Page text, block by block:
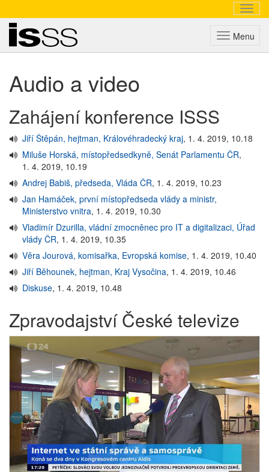
Triada
Menu
Audio a video
Zahájení konference ISSS
Jiří Štěpán, hejtman, Královéhradecký kraj, 1. 4. 2019, 10.18
Miluše Horská, místopředsedkyně, Senát Parlamentu ČR,
1. 4. 2019, 10.19
Andrej Babiš, předseda, Vláda ČR, 1. 4. 2019, 10.23
Jan Hamáček, první místopředseda vlády a ministr,
Ministerstvo vnitra, 1. 4. 2019, 10.30
Vladimír Dzurilla, vládní zmocněnec pro IT a digitalizaci, Úřad
vlády ČR, 1. 4. 2019, 10.35
Věra Jourová, komisařka, Evropská komise, 1. 4. 2019, 10.40
Jiří Běhounek, hejtman, Kraj Vysočina, 1. 4. 2019, 10.46
Diskuse, 1. 4. 2019, 10.48
Zpravodajství České televize